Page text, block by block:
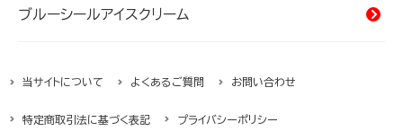
海産物
ブルーシールアイスクリーム
当サイトについて よくあるご質問 お問い合わせ
特定商取引法に基づく表記 プライバシーポリシー